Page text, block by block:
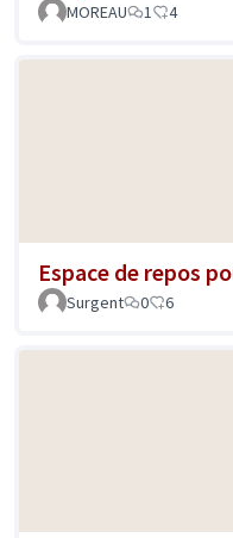
MOREAU 1 4
Espace de repos
Surgent
0 6